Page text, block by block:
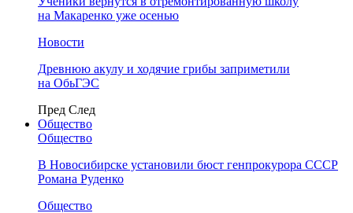
на Макаренко уже осенью
Новости
Древнюю акулу и ходячие грибы заприметили
на ОбьГЭС
Пред След
Общество
Общество
В Новосибирске установили бюст генпрокурора СССР
Романа Руденко
Общество